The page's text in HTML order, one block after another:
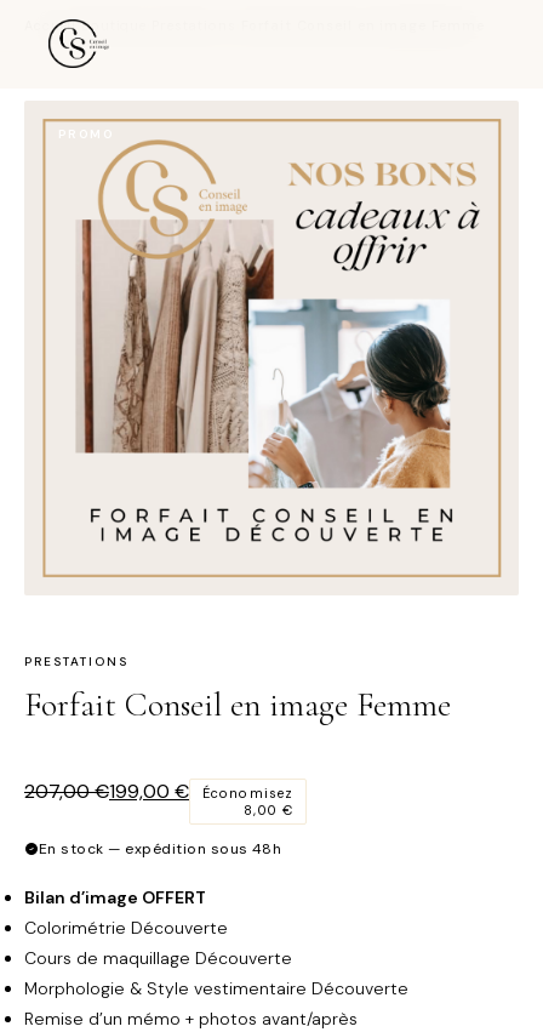
Accueil›Boutique
PROMO
PRESTATIONS
Forfait Conseil en image Femme
207,00€
Le
initial
207,00 €.
199,00 €
Le
actuel
199,00 €.
Économisez
8,00 €
En stock — expédition sous 48h
Bilan d’image OFFERT
Colorimétrie Découverte
Cours de maquillage Découverte
Morphologie & Style vestimentaire Découverte
Remise d’un mémo + photos avant/après